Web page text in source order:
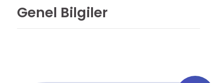
Genel Bilgiler